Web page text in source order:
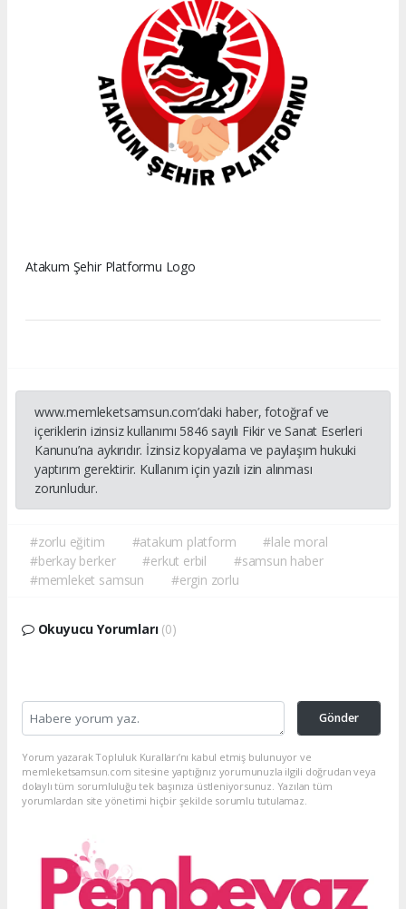
Atakum Şehir Platformu Logo
www.memleketsamsun.com’daki haber, fotoğraf ve
içeriklerin izinsiz kullanımı 5846 sayılı Fikir ve Sanat Eserleri
Kanunu’na aykırıdır. İzinsiz kopyalama ve paylaşım hukuki
yaptırım gerektirir. Kullanım için yazılı izin alınması
zorunludur.
#zorlu eğitim #atakum platform
#lale moral
#berkay berker
#erkut erbil
#samsun haber
#memleket samsun
#ergin zorlu
Okuyucu Yorumları (0)
Gönder
Yorum yazarak Topluluk Kuralları’nı kabul etmiş bulunuyor ve
memleketsamsun.com sitesine yaptığınız yorumunuzla ilgili doğrudan veya
dolaylı tüm sorumluluğu tek başınıza üstleniyorsunuz. Yazılan tüm
yorumlardan site yönetimi hiçbir şekilde sorumlu tutulamaz.